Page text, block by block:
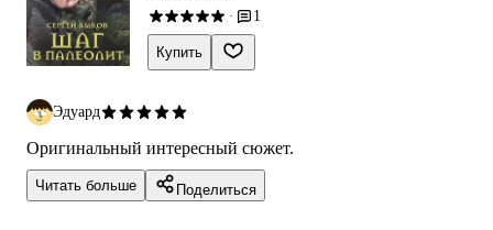
· 1
Купить
Эдуард
Оригинальный интересный сюжет.
Читать больше Поделиться